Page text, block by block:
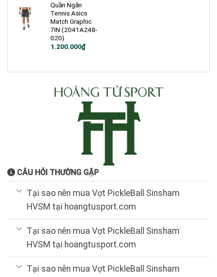
Quần Ngắn
Tennis Asics
Match Graphic
7IN (2041A248-
020)
1.200.000₫
CÂU HỎI THƯỜNG GẶP
Tại sao nên mua Vợt PickleBall Sinsham
HVSM tại hoangtusport.com
Tại sao nên mua Vợt PickleBall Sinsham
HVSM tại hoangtusport.com
Tại sao nên mua Vợt PickleBall Sinsham